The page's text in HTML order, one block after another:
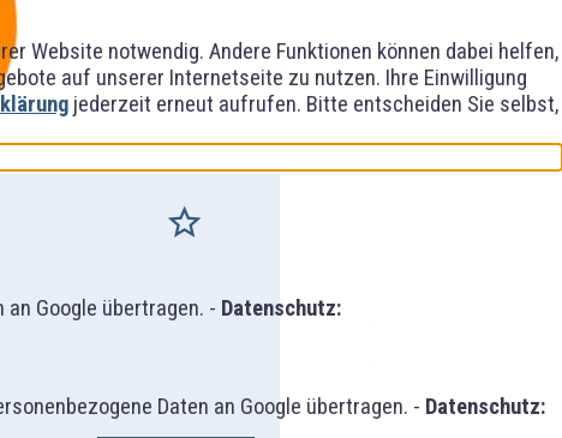
Website notwendig. Andere Funktionen können dabei helfen,
auf unserer Internetseite zu nutzen. Ihre Einwilligung
jederzeit erneut aufrufen. Bitte entscheiden Sie selbst,
Google übertragen. - Datenschutz:
Daten an Google übertragen. - Datenschutz: